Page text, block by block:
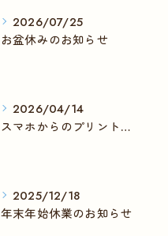
2026/07/25
お盆休みのお知らせ
2026/04/14
スマホからのプリント注文が簡単になりました
2025/12/18
年末年始休業のお知らせ